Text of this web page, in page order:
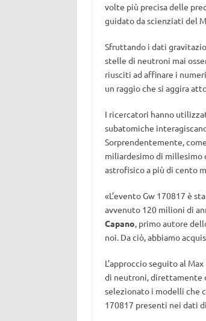
volte più precisa delle
guidato da scienziati del
Sfruttando i dati
stelle di neutroni mai
riusciti ad affinare i
un raggio che si aggira
I ricercatori hanno
subatomiche
Sorprendentemente,
miliardesimo di millesimo
astrofisico a più di cento
«L’evento Gw 170817 è
avvenuto 120 milioni di
Capano, primo autore
noi. Da ciò, abbiamo
L’approccio seguito al
di neutroni, direttamente
selezionato i modelli che
170817 presenti nei dati